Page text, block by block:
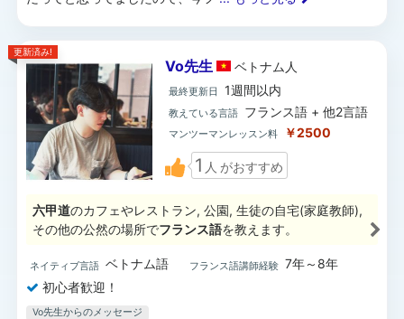
更新済み!
Vo先生 ベトナム 人
最終更新日 1週間以内
教えている言語 フランス語 + 他2言語
マンツーマンレッスン料 ￥2500
1 人 がおすすめ
六甲道のカフェやレストラン, 公園, 生徒の自宅(家庭教師),
その他の公然の場所でフランス語を教えます。
ネイティブ言語 ベトナム語 フランス語講師経験 7年～8年
初心者歓迎！
Vo先生からのメッセージ